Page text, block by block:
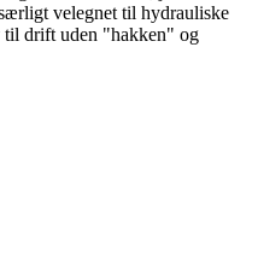
velegnet til hydrauliske
til drift uden "hakken" og